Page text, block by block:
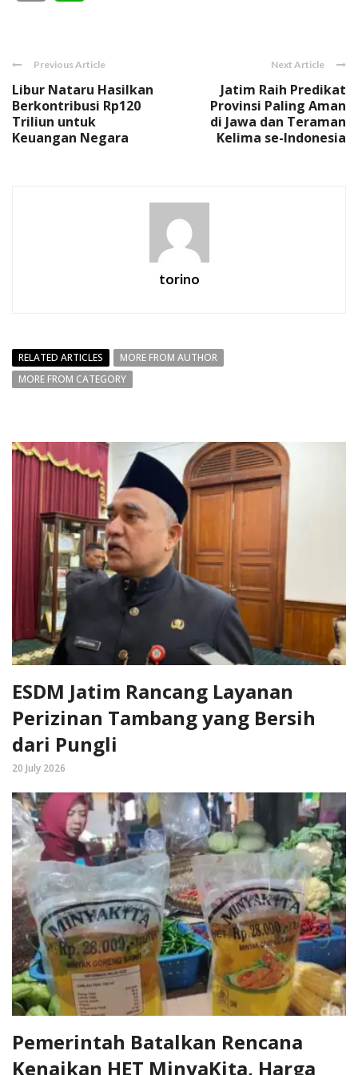
Previous Article
Libur Nataru Hasilkan
Berkontribusi Rp120
Triliun untuk
Keuangan Negara
Next Article
Jatim Raih Predikat
Provinsi Paling Aman
di Jawa dan Teraman
Kelima se-Indonesia
torino
RELATED ARTICLES
MORE FROM AUTHOR
MORE FROM CATEGORY
ESDM Jatim Rancang Layanan
Perizinan Tambang yang Bersih
dari Pungli
20 July 2026
Pemerintah Batalkan Rencana
Kenaikan HET MinyaKita, Harga